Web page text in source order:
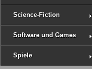
Science-Fiction
Software und Games
Spiele